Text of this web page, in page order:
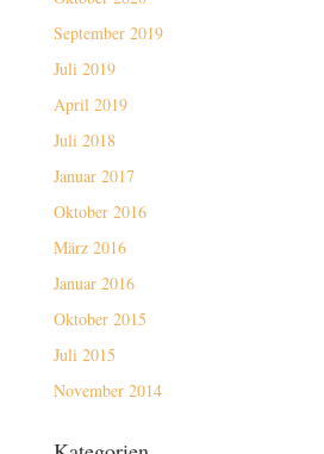
September 2019
Juli 2019
April 2019
Juli 2018
Januar 2017
Oktober 2016
März 2016
Januar 2016
Oktober 2015
Juli 2015
November 2014